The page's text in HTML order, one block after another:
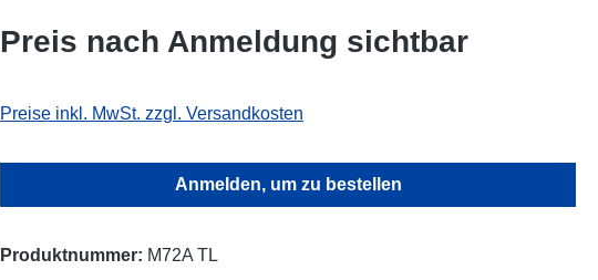
Preis nach Anmeldung sichtbar
Preise inkl. MwSt. zzgl. Versandkosten
Anmelden, um zu bestellen
Produktnummer: M72A TL